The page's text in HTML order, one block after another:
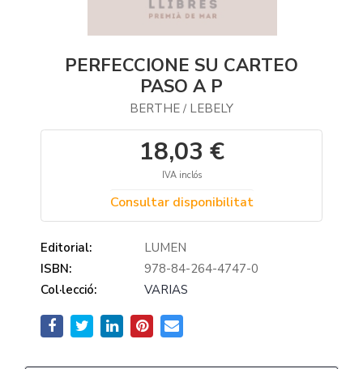
PERFECCIONE SU CARTEO
PASO A P
BERTHE / LEBELY
18,03 €
IVA inclós
Consultar disponibilitat
Editorial:
LUMEN
ISBN:
978-84-264-4747-0
Col·lecció:
VARIAS